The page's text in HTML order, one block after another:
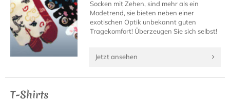
Socken mit Zehen, sind mehr als ein
Modetrend, sie bieten neben einer
exotischen Optik unbekannt guten
Tragekomfort! Überzeugen Sie sich selbst!
Jetzt ansehen
T-Shirts